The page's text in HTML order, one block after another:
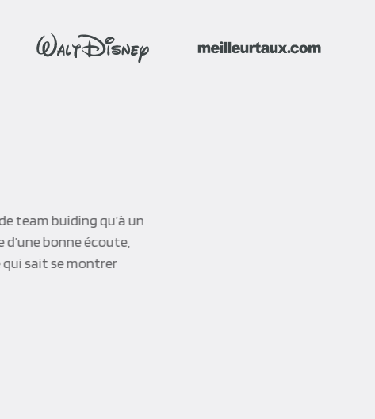
notre société ; le
la qualité des
pour nous